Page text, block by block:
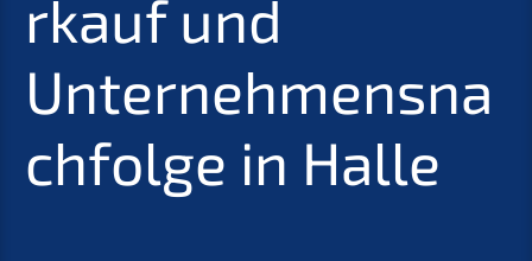
rkauf und
Unternehmensna
chfolge in Halle